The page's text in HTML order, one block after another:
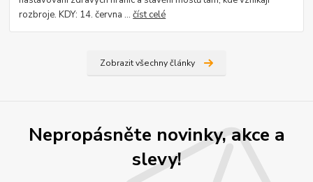
rozbroje. KDY: 14. června ...číst celé
Zobrazit všechny články
Nepropásněte novinky, akce a
slevy!